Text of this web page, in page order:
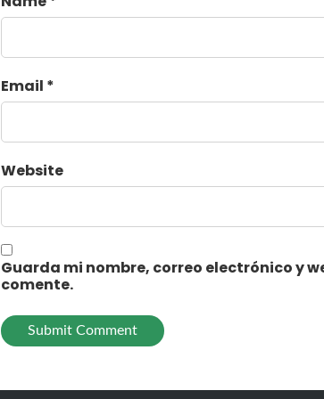
Email *
Website
Guarda mi nombre, correo electrónico y
comente.